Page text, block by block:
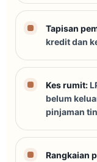
Tapisan
kredit dan
Kes rumit:
belum
pinjaman
Rangkaian